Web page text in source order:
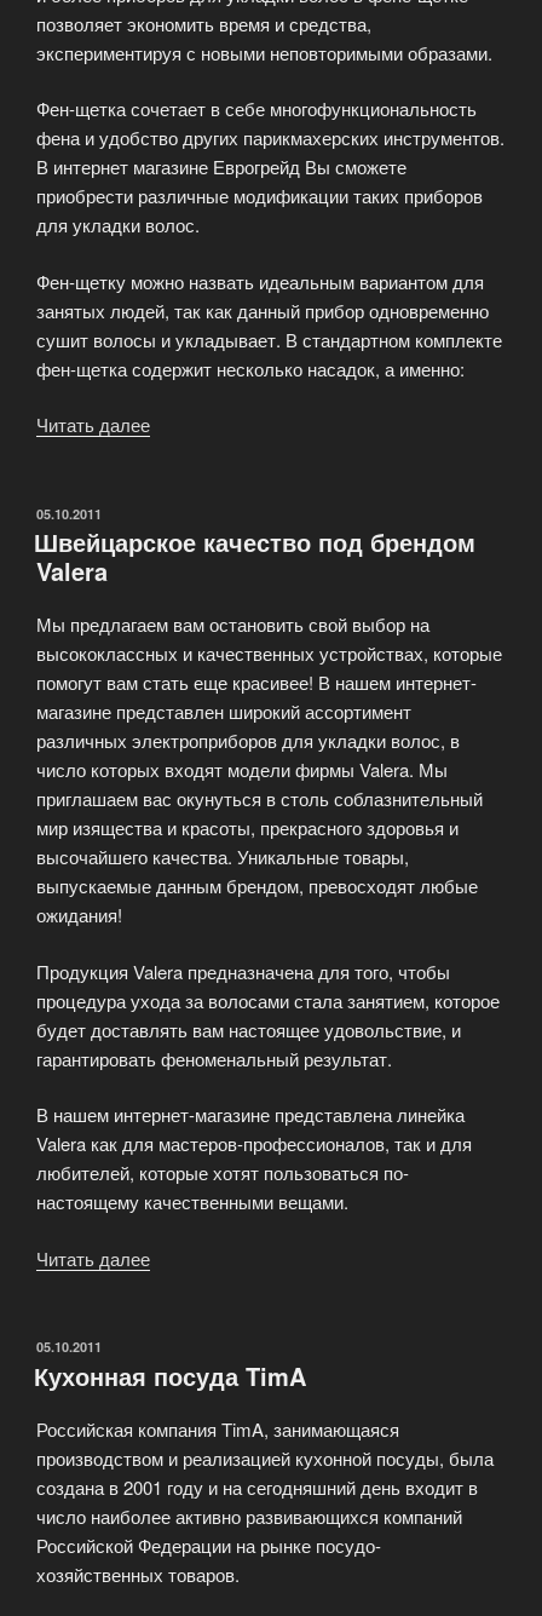
позволяет экономить время и средства,
экспериментируя с новыми неповторимыми образами.
Фен-щетка сочетает в себе многофункциональность
фена и удобство других парикмахерских инструментов.
В интернет магазине Еврогрейд Вы сможете
приобрести различные модификации таких приборов
для укладки волос.
Фен-щетку можно назвать идеальным вариантом для
занятых людей, так как данный прибор одновременно
сушит волосы и укладывает. В стандартном комплекте
фен-щетка содержит несколько насадок, а именно:
Читать далее
ОПУБЛИКОВАНО
05.10.2011
Швейцарское качество под брендом
Valera
Мы предлагаем вам остановить свой выбор на
высококлассных и качественных устройствах, которые
помогут вам стать еще красивее! В нашем интернет-
магазине представлен широкий ассортимент
различных электроприборов для укладки волос, в
число которых входят модели фирмы Valera. Мы
приглашаем вас окунуться в столь соблазнительный
мир изящества и красоты, прекрасного здоровья и
высочайшего качества. Уникальные товары,
выпускаемые данным брендом, превосходят любые
ожидания!
Продукция Valera предназначена для того, чтобы
процедура ухода за волосами стала занятием, которое
будет доставлять вам настоящее удовольствие, и
гарантировать феноменальный результат.
В нашем интернет-магазине представлена линейка
Valera как для мастеров-профессионалов, так и для
любителей, которые хотят пользоваться по-
настоящему качественными вещами.
Читать далее
Valera»
ОПУБЛИКОВАНО
05.10.2011
Кухонная посуда TimA
Российская компания TimA, занимающаяся
производством и реализацией кухонной посуды, была
создана в 2001 году и на сегодняшний день входит в
число наиболее активно развивающихся компаний
Российской Федерации на рынке посудо-
хозяйственных товаров.